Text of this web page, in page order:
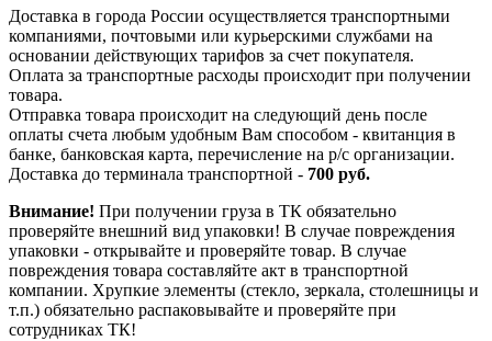
Доставка в города России осуществляется транспортными
компаниями, почтовыми или курьерскими службами на
основании действующих тарифов за счет покупателя.
Оплата за транспортные расходы происходит при получении
товара.
Отправка товара происходит на следующий день после
оплаты счета любым удобным Вам способом - квитанция в
банке, банковская карта, перечисление на р/с организации.
Доставка до терминала транспортной - 700 руб.
Внимание! При получении груза в ТК обязательно
проверяйте внешний вид упаковки! В случае повреждения
упаковки - открывайте и проверяйте товар. В случае
повреждения товара составляйте акт в транспортной
компании. Хрупкие элементы (стекло, зеркала, столешницы и
т.п.) обязательно распаковывайте и проверяйте при
сотрудниках ТК!